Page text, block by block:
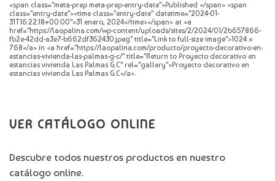
<span class="meta-prep meta-prep-entry-date">Published </span> <span
class="entry-date"><time class="entry-date" datetime="2024-01-
31T16:22:18+00:00">31 enero, 2024</time></span> at <a
href="https://laopalina.com/wp-content/uploads/sites/2/2024/01/2b657866-
fb2e-42dd-a3e7-b662df362430.jpeg" title="Link to full-size image">1024 ×
768</a> in <a href="https://laopalina.com/producto/proyecto-decorativo-en-
estancias-vivienda-las-palmas-g-c/" title="Return to Proyecto decorativo en
estancias vivienda Las Palmas G.C" rel="gallery">Proyecto decorativo en
estancias vivienda Las Palmas G.C</a>.
VER CATÁLOGO ONLINE
Descubre todos nuestros productos en nuestro
catálogo online.